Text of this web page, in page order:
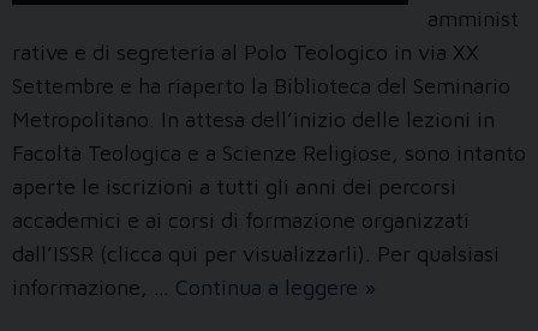
amminist
rative e di segreteria al Polo Teologico in via XX
Settembre e ha riaperto la Biblioteca del Seminario
Metropolitano. In attesa dell’inizio delle lezioni in
Facoltà Teologica e a Scienze Religiose, sono intanto
aperte le iscrizioni a tutti gli anni dei percorsi
accademici e ai corsi di formazione organizzati
dall’ISSR (clicca qui per visualizzarli). Per qualsiasi
informazione, … Continua a leggere Al
»